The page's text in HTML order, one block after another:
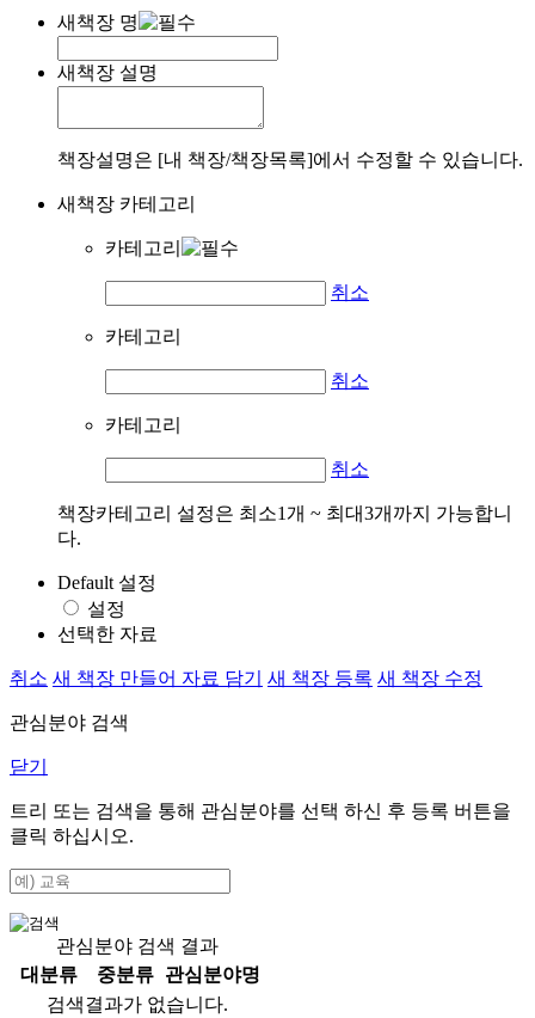
새책장 명
새책장 설명
책장설명은 [내 책장/책장목록]에서 수정할 수 있습니다.
새책장 카테고리
카테고리
취소
카테고리
취소
카테고리
취소
책장카테고리 설정은 최소1개 ~ 최대3개까지 가능합니
다.
Default 설정
설정
선택한 자료
취소 새 책장 만들어 자료 담기 새 책장 등록 새 책장 수정
관심분야 검색
닫기
트리 또는 검색을 통해 관심분야를 선택 하신 후 등록 버튼을
클릭 하십시오.
관심분야 검색 결과
대분류
중분류
관심분야명
검색결과가 없습니다.